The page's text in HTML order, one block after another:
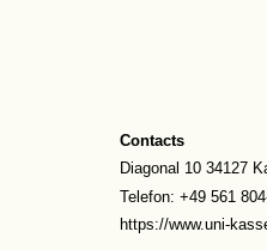
Contacts
Diagonal 10 34127
Telefon: +49 561
https://www.uni-